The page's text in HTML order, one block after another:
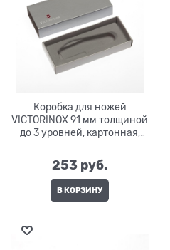
Коробка для ножей
VICTORINOX 91 мм толщиной
до 3 уровней, картонная,
253 руб.
В КОРЗИНУ